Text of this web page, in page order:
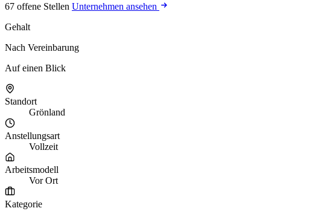
67 offene Stellen Unternehmen ansehen
Gehalt
Nach Vereinbarung
Auf einen Blick
Standort
Grönland
Anstellungsart
Vollzeit
Arbeitsmodell
Vor Ort
Kategorie